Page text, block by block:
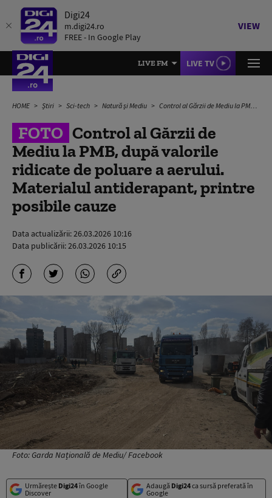
Digi24
m.digi24.ro
FREE - In Google Play
VIEW
LIVE FM LIVE TV
HOME Știri Sci-tech Natură și Mediu Control al Gărzii de Mediu la PMB, după valorile ridicate de poluare a aerului. Materialul antiderapant, printre posibile cauze
FOTO Control al Gărzii de
Mediu la PMB, după valorile
ridicate de poluare a aerului.
Materialul antiderapant, printre
posibile cauze
Data actualizării:26.03.2026 10:16
Data publicării:26.03.2026 10:15
Foto: Garda Națională de Mediu/ Facebook
Urmărește Digi24în Google
Discover
Adaugă Digi24ca sursă preferată în
Google